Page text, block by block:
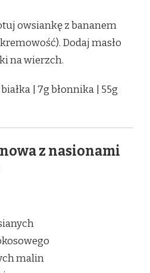
owsiankę z bananem
Dodaj masło
na wierzch.
| 7g błonnika | 55g
z nasionami
malin